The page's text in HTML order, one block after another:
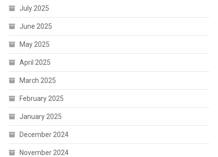
July 2025
June 2025
May 2025
April 2025
March 2025
February 2025
January 2025
December 2024
November 2024